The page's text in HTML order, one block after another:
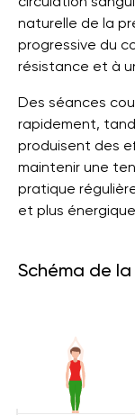
naturelle de la
progressive du
résistance et à
Des séances
rapidement,
produisent des
maintenir une
pratique
et plus
Schéma de